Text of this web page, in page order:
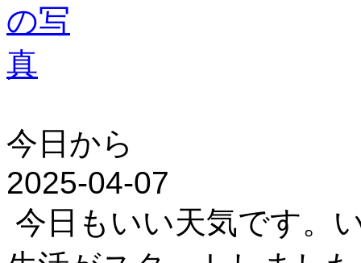
今日から
2025-04-07
今日もいい天気です。